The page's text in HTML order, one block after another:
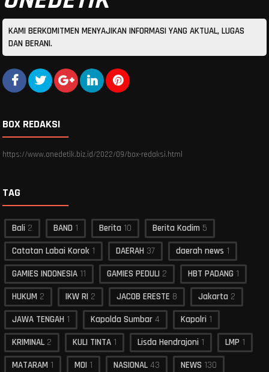
KAMI BERKOMITMEN MENYAJIKAN INFORMASI YANG AKTUAL, LUGAS
DAN BERANI.
BOX REDAKSI
https://www.onedetik.biz.id/2022/09/box-redaksi.html
TAG
Bali 2 BAND 1 Berita 10 Berita Kodim 5
Catatan Labai Korok 1 DAERAH 37 daerah news 1
GAMIES INDONESIA 11 GAMIES PEDULI 2 HBT PADANG 1
HUKUM 2 IKW RI 2 JACOB ERESTE 8 Jakarta 2
JAWA TENGAH 1 Kapolda Sumbar 4 Kapolri 1
KRIMINAL 2 KULI TINTA 1 Lisda Hendrajoni 1 LMP 1
MATARAM 1 MOI 1 NASIONAL 43 NEWS 130